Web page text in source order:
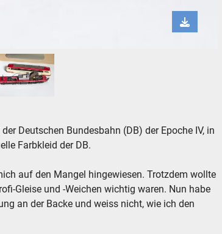
Deutschen Bundesbahn (DB) der Epoche IV, in
Farbkleid der DB.
auf den Mangel hingewiesen. Trotzdem wollte
Gleise und -Weichen wichtig waren. Nun habe
an der Backe und weiss nicht, wie ich den